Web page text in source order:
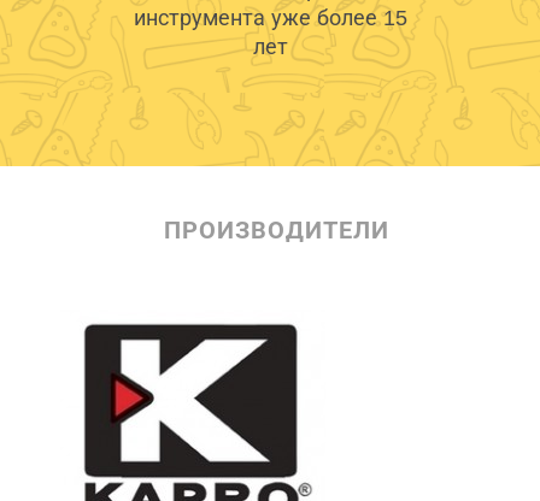
инструмента уже более 15
лет
ПРОИЗВОДИТЕЛИ